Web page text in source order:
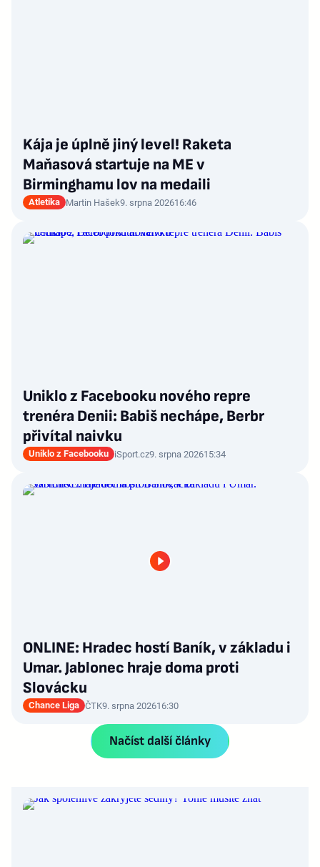
Kája je úplně jiný level! Raketa
Maňasová startuje na ME v
Birminghamu lov na medaili
Atletika Martin Hašek9. srpna 202616:46
Uniklo z Facebooku nového repre
trenéra Denii: Babiš nechápe, Berbr
přivítal naivku
Uniklo z Facebooku iSport.cz9. srpna 202615:34
ONLINE: Hradec hostí Baník, v základu i
Umar. Jablonec hraje doma proti
Slovácku
Chance Liga ČTK9. srpna 202616:30
Načíst další články